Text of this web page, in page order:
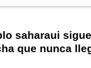
saharaui
que nunca